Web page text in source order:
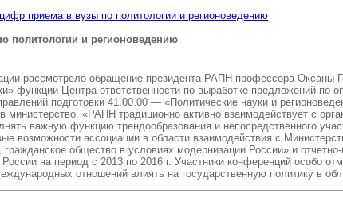
приема в вузы по политологии и регионоведению
политологии и регионоведению
рассмотрело обращение президента РАПН профессора
функции Центра ответственности по выработке предложений
подготовки 41.00.00 — «Политические науки и
«РАПН традиционно активно взаимодействует с
важную функцию трендообразования и непосредственного
возможности ассоциации в области взаимодействия с
общество в условиях модернизации России» и
на период с 2013 по 2016 г. Участники конференций особо
отношений влиять на государственную политику в